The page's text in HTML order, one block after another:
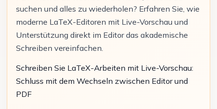
suchen und alles zu wiederholen? Erfahren Sie, wie
moderne LaTeX-Editoren mit Live-Vorschau und
Unterstützung direkt im Editor das akademische
Schreiben vereinfachen.
Schreiben Sie LaTeX-Arbeiten mit Live-Vorschau:
Schluss mit dem Wechseln zwischen Editor und
PDF